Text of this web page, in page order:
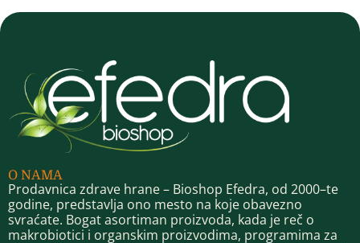
O NAMA
Prodavnica zdrave hrane – Bioshop Efedra, od 2000–te
godine, predstavlja ono mesto na koje obavezno
svraćate. Bogat asortiman proizvoda, kada je reč o
makrobiotici i organskim proizvodima, programima za